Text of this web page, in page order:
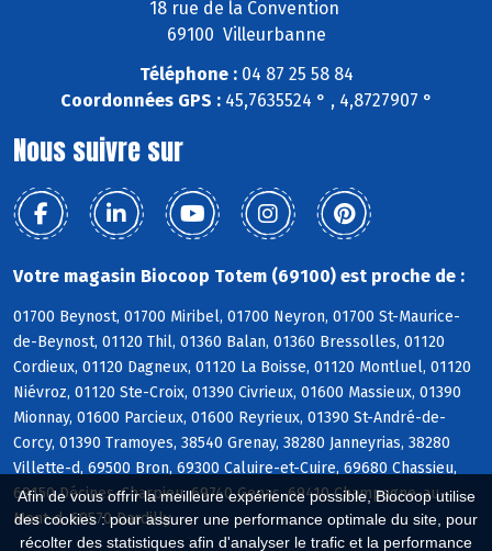
Afin de vous offrir la meilleure expérience possible, Biocoop utilise
des cookies : pour assurer une performance optimale du site, pour
récolter des statistiques afin d'analyser le trafic et la performance
18 rue de la Convention
69100 Villeurbanne
Téléphone :04 87 25 58 84
Coordonnées GPS :45,7635524 ° , 4,8727907 °
Nous suivre sur
Votre magasin Biocoop Totem (69100) est proche de :
01700 Beynost, 01700 Miribel, 01700 Neyron, 01700 St-Maurice-
de-Beynost, 01120 Thil, 01360 Balan, 01360 Bressolles, 01120
Cordieux, 01120 Dagneux, 01120 La Boisse, 01120 Montluel, 01120
Niévroz, 01120 Ste-Croix, 01390 Civrieux, 01600 Massieux, 01390
Mionnay, 01600 Parcieux, 01600 Reyrieux, 01390 St-André-de-
Corcy, 01390 Tramoyes, 38540 Grenay, 38280 Janneyrias, 38280
Villette-d, 69500 Bron, 69300 Caluire-et-Cuire, 69680 Chassieu,
69150 Décines-Charpieu, 69740 Genas, 69410 Champagne-au-
Mont-d, 69570 Dardilly